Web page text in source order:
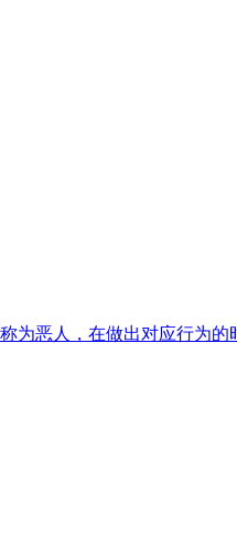
为恶人，在做出对应行为